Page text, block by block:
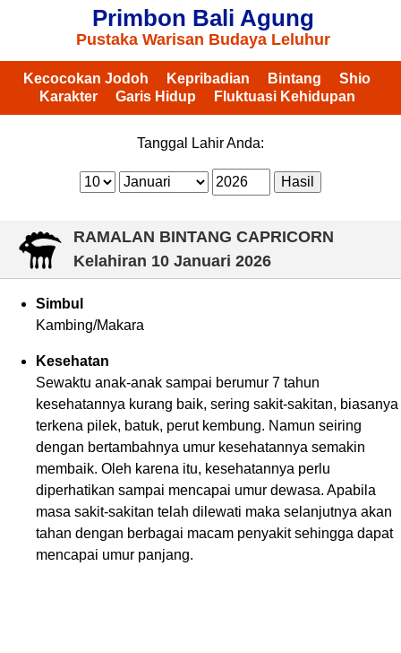
Primbon Bali Agung
Pustaka Warisan Budaya Leluhur
Kecocokan Jodoh Kepribadian Bintang
Shio
Karakter
Garis Hidup Fluktuasi Kehidupan
Tanggal Lahir Anda:
RAMALAN BINTANG CAPRICORN
Kelahiran 10 Januari 2026
Simbul
Kambing/Makara
Kesehatan
Sewaktu anak-anak sampai berumur 7 tahun
kesehatannya kurang baik, sering sakit-sakitan, biasanya
terkena pilek, batuk, perut kembung. Namun seiring
dengan bertambahnya umur kesehatannya semakin
membaik. Oleh karena itu, kesehatannya perlu
diperhatikan sampai mencapai umur dewasa. Apabila
masa sakit-sakitan telah dilewati maka selanjutnya akan
tahan dengan berbagai macam penyakit sehingga dapat
mencapai umur panjang.